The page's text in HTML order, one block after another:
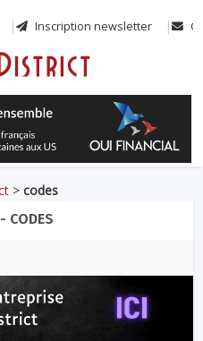
Inscription newsletter
>codes
CODES